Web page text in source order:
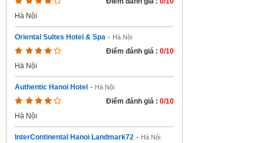
Hà Nội
Oriental Suites Hotel & Spa - Hà Nội
Điểm đánh giá : 0/10
Hà Nội
Authentic Hanoi Hotel - Hà Nội
Điểm đánh giá : 0/10
Hà Nội
InterContinental Hanoi Landmark72 - Hà Nội